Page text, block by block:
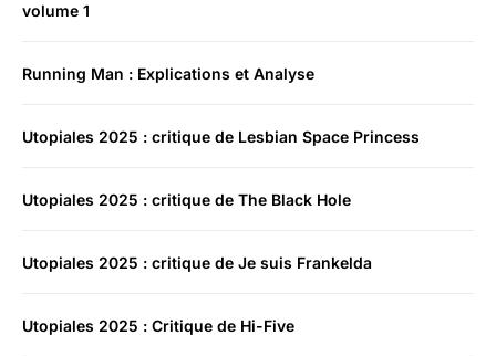
volume 1
Running Man : Explications et Analyse
Utopiales 2025 : critique de Lesbian Space Princess
Utopiales 2025 : critique de The Black Hole
Utopiales 2025 : critique de Je suis Frankelda
Utopiales 2025 : Critique de Hi-Five